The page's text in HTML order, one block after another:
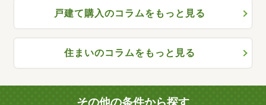
戸建て購入のコラムをもっと見る
住まいのコラムをもっと見る
その他の条件から探す